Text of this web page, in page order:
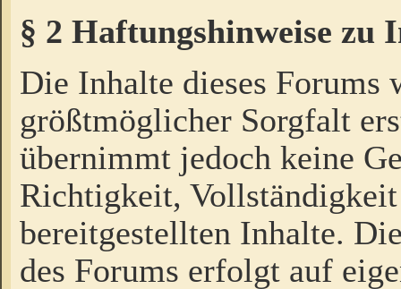
§ 2 Haftungshinweise zu
Die Inhalte dieses Forums
größtmöglicher Sorgfalt
übernimmt jedoch keine
Richtigkeit,
bereitgestellten Inhalte.
des Forums erfolgt auf